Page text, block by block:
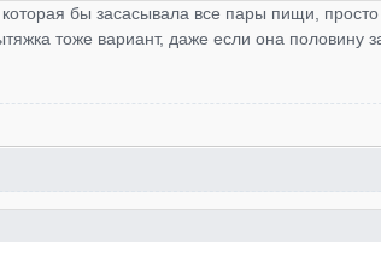
бы засасывала все пары пищи,
тоже вариант, даже если она половину